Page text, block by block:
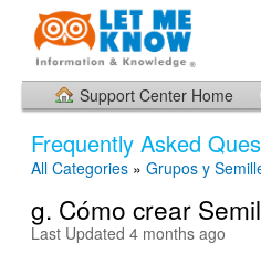
Support Center Home
Frequently Asked
All Categories » Grupos y
g. Cómo crear
Last Updated 4 months ago